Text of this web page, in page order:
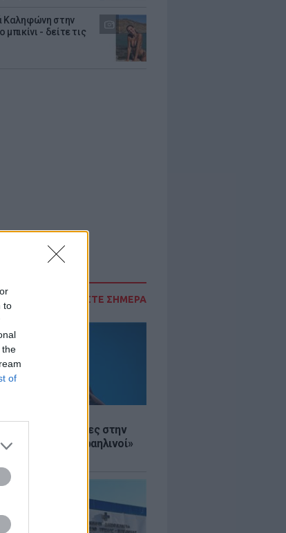
to
the
of
Καληφώνη στην
- δείτε τις
ΔΙΑΒΑΣΤΕ ΣΗΜΕΡΑ
προς τουρίστες στην
ότι είστε Ισραηλινοί»